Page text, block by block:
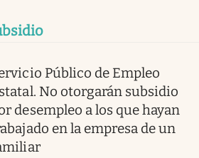
Público de Empleo
No otorgarán subsidio
desempleo a los que hayan
en la empresa de un